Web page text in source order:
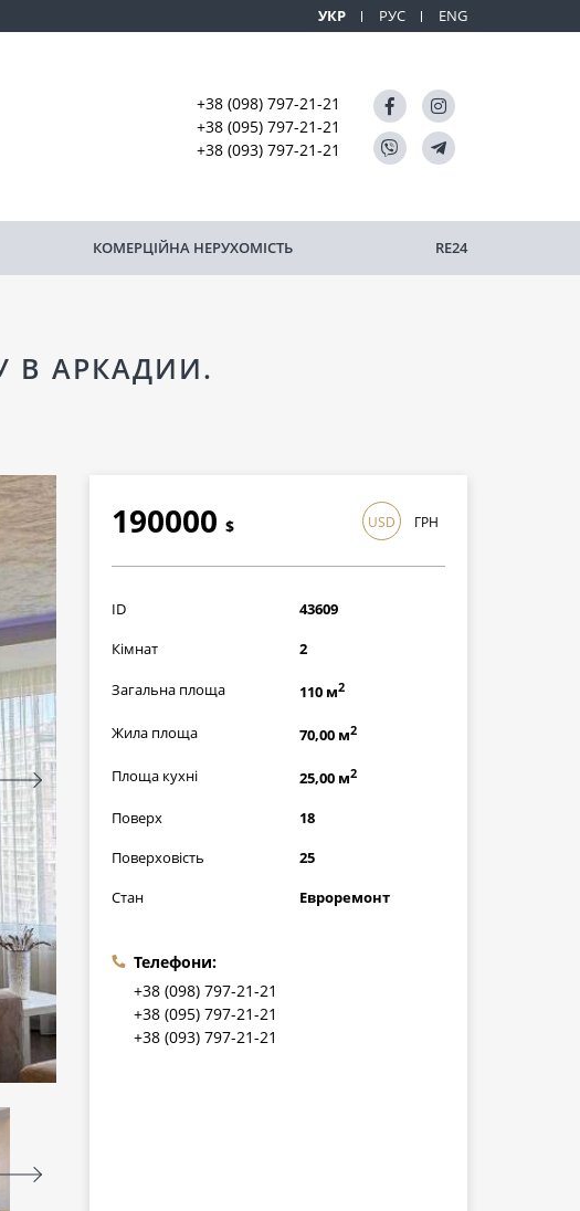
УКР РУС ENG
+38 (098) 797-21-21
+38 (095) 797-21-21
+38 (093) 797-21-21
КОМЕРЦІЙНА НЕРУХОМІСТЬ RE24
В АРКАДИИ.
190000 $
5510000грн
USD ГРН
ID
43609
Кімнат
2
Загальна площа 110 м2
Жила площа 70,00 м2
Площа кухні 25,00 м2
Поверх
18
Поверховість
25
Стан
Евроремонт
Телефони:
+38 (098) 797-21-21
+38 (095) 797-21-21
+38 (093) 797-21-21